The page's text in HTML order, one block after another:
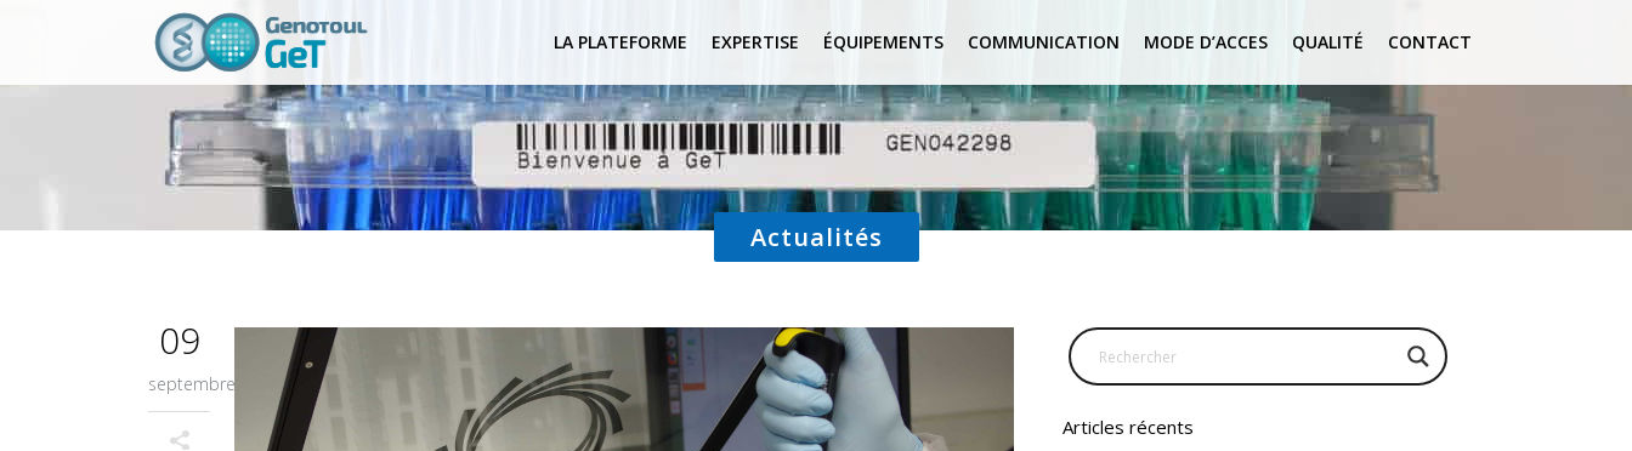
LA PLATEFORME EXPERTISE ÉQUIPEMENTS COMMUNICATION MODE D’ACCES QUALITÉ CONTACT
Actualités
09
septembre
Articles récents